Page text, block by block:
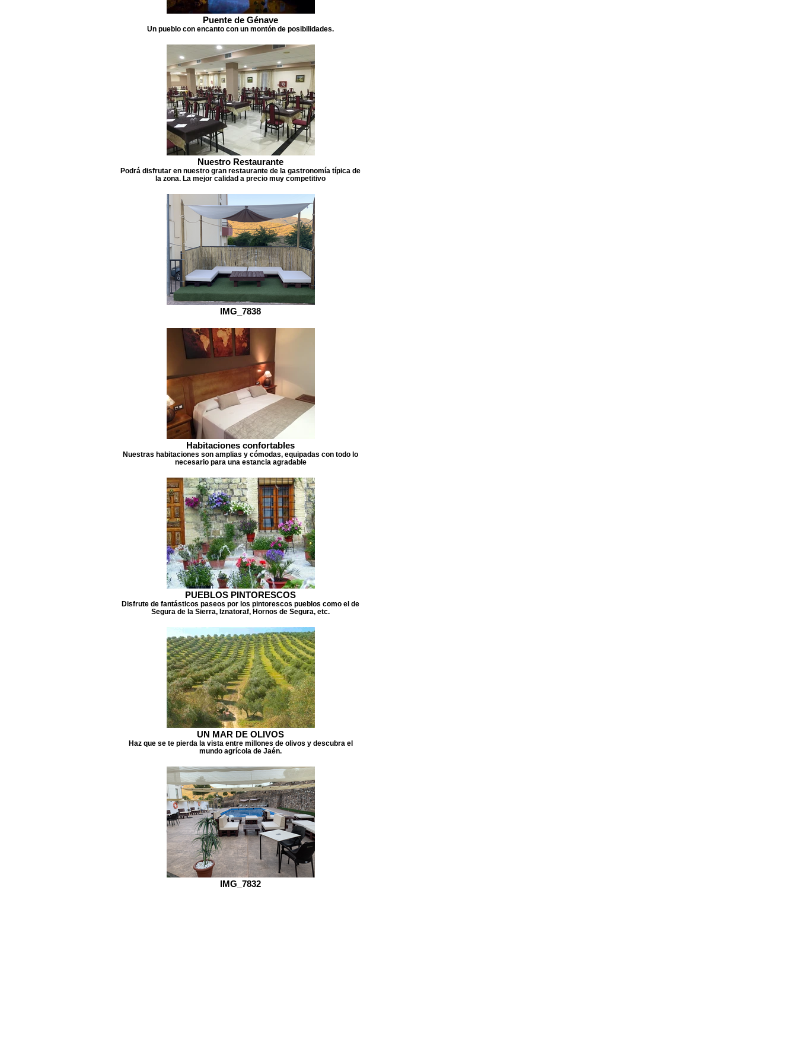
Puente de Génave
Un pueblo con encanto con un montón de posibilidades.
Nuestro Restaurante
Podrá disfrutar en nuestro gran restaurante de la gastronomía típica de
la zona. La mejor calidad a precio muy competitivo
IMG_7838
Habitaciones confortables
Nuestras habitaciones son amplias y cómodas, equipadas con todo lo
necesario para una estancia agradable
PUEBLOS PINTORESCOS
Disfrute de fantásticos paseos por los pintorescos pueblos como el de
Segura de la Sierra, Iznatoraf, Hornos de Segura, etc.
UN MAR DE OLIVOS
Haz que se te pierda la vista entre millones de olivos y descubra el
mundo agrícola de Jaén.
IMG_7832